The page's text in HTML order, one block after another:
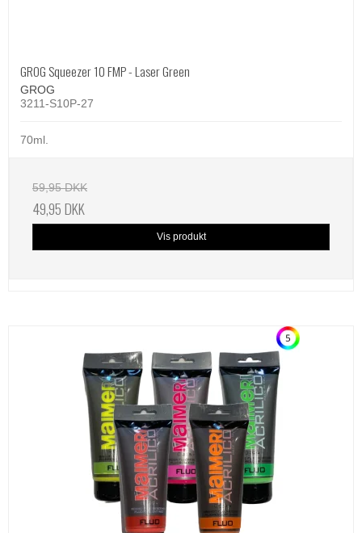
GROG Squeezer 10 FMP - Laser Green
GROG
3211-S10P-27
70ml.
59,95 DKK
49,95 DKK
Vis produkt